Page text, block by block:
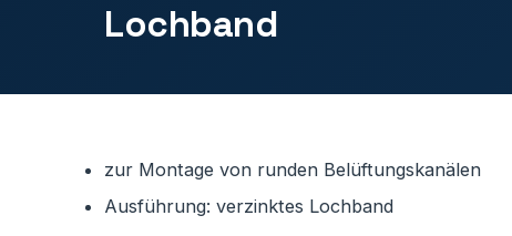
Lochband
zur Montage von runden Belüftungskanälen
Ausführung: verzinktes Lochband